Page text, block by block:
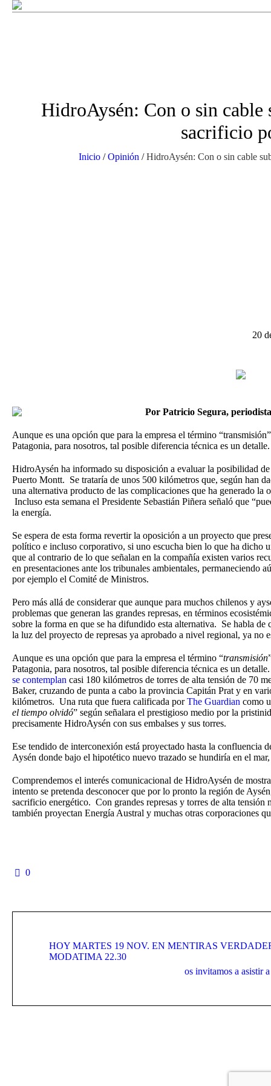
HidroAysén: Con o sin
sacrificio
Inicio /Opinión /HidroAysén: Con o sin cable
20
Por Patricio Segura,
Aunque es una opción que para la empresa el término
Patagonia, para nosotros, tal posible diferencia técnica es un detalle.
HidroAysén ha informado su disposición a evaluar la posibilidad
Puerto Montt. Se trataría de unos 500 kilómetros que, según han
una alternativa producto de las complicaciones que ha generado la
Incluso esta semana el Presidente Sebastián Piñera señaló que
la energía.
Se espera de esta forma revertir la oposición a un proyecto que
político e incluso corporativo, si uno escucha bien lo que ha dicho
que al contrario de lo que señalan en la compañía existen varios
en presentaciones ante los tribunales ambientales, permaneciendo
por ejemplo el Comité de Ministros.
Pero más allá de considerar que aunque para muchos chilenos y
problemas que generan las grandes represas, en términos
sobre la forma en que se ha difundido esta alternativa. Se habla de
la luz del proyecto de represas ya aprobado a nivel regional, ya no
Aunque es una opción que para la empresa el término “transmisión
Patagonia, para nosotros, tal posible diferencia técnica es un
se contemplan casi 180 kilómetros de torres de alta tensión de 70
Baker, cruzando de punta a cabo la provincia Capitán Prat y en
kilómetros. Una ruta que fuera calificada porThe Guardian como
el tiempo olvidó” según señalara el prestigioso medio por la
precisamente HidroAysén con sus embalses y sus torres.
Ese tendido de interconexión está proyectado hasta la confluencia
Aysén donde bajo el hipotético nuevo trazado se hundiría en el
Comprendemos el interés comunicacional de HidroAysén de
intento se pretenda desconocer que por lo pronto la región de
sacrificio energético. Con grandes represas y torres de alta
también proyectan Energía Austral y muchas otras corporaciones
0
HOY MARTES 19 NOV. EN MENTIRAS
MODATIMA 22.30
os invitamos a asistir